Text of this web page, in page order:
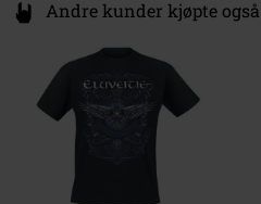
Andre kunder kjøpte også